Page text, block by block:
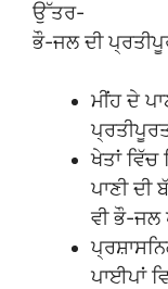
ਉੱਤਰ-
ਭੌ-ਜਲ ਦੀ
ਮੀਂਹ ਦੇ
ਖੇਤਾਂ ਵਿੱਚ
ਪਾਣੀ
ਵੀ ਭੌ-ਜਲ
ਪਾਈਪਾਂ